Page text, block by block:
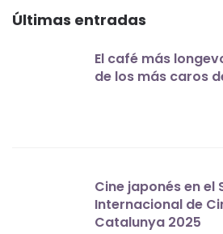
Últimas entradas
El café más
de los más caros
Cine japonés en el
Internacional de
Catalunya 2025